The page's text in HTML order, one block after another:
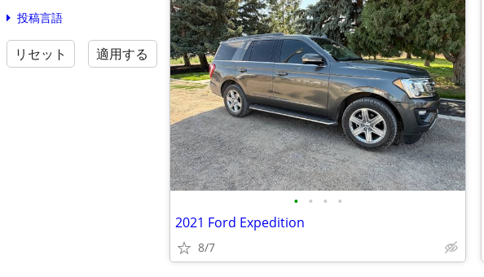
投稿言語
リセット 適用する
• • • •
2021 Ford Expedition
8/7